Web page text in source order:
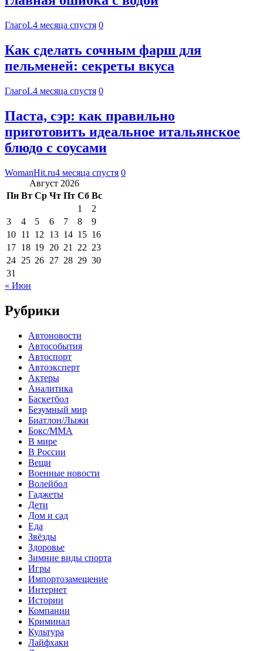
ГлагоL4 месяца спустя 0
Как сделать сочным фарш для
пельменей: секреты вкуса
ГлагоL4 месяца спустя 0
Паста, сэр: как правильно
приготовить идеальное итальянское
блюдо с соусами
WomanHit.ru4 месяца спустя 0
Август 2026
Пн Вт Ср Чт Пт Сб Вс
1
2
3
4 5 6 7 8
9
10 11 12 13 14 15 16
17 18 19 20 21 22 23
24 25 26 27 28 29 30
31
« Июн
Рубрики
Автоновости
Автособытия
Автоспорт
Автоэксперт
Актеры
Аналитика
Баскетбол
Безумный мир
Биатлон/Лыжи
Бокс/MMA
В мире
В России
Вещи
Военные новости
Волейбол
Гаджеты
Дети
Дом и сад
Еда
Звёзды
Здоровье
Зимние виды спорта
Игры
Импортозамещение
Интернет
Истории
Компании
Криминал
Культура
Лайфхаки